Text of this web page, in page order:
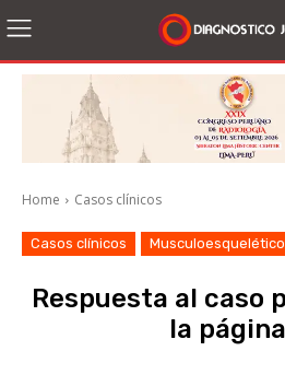
Home Casos clínicos
Casos clínicos Musculoesquelético
Respuesta al caso
la